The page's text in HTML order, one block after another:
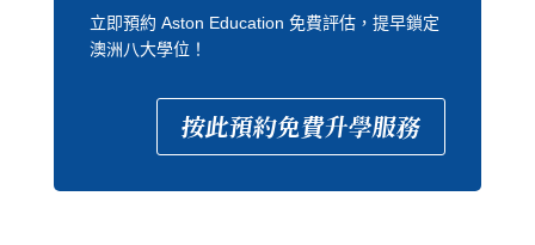
立即預約 Aston Education 免費評估，提早鎖定
澳洲八大學位！
按此預約免費升學服務